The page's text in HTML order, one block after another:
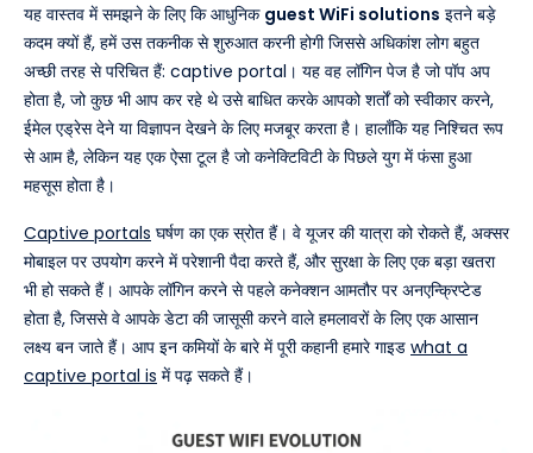
यह वास्तव में समझने के लिए कि आधुनिक guest WiFi solutions इतने बड़े
कदम क्यों हैं, हमें उस तकनीक से शुरुआत करनी होगी जिससे अधिकांश लोग बहुत
अच्छी तरह से परिचित हैं: captive portal। यह वह लॉगिन पेज है जो पॉप अप
होता है, जो कुछ भी आप कर रहे थे उसे बाधित करके आपको शर्तों को स्वीकार करने,
ईमेल एड्रेस देने या विज्ञापन देखने के लिए मजबूर करता है। हालाँकि यह निश्चित रूप
से आम है, लेकिन यह एक ऐसा टूल है जो कनेक्टिविटी के पिछले युग में फंसा हुआ
महसूस होता है।
Captive portals घर्षण का एक स्रोत हैं। वे यूजर की यात्रा को रोकते हैं, अक्सर
मोबाइल पर उपयोग करने में परेशानी पैदा करते हैं, और सुरक्षा के लिए एक बड़ा खतरा
भी हो सकते हैं। आपके लॉगिन करने से पहले कनेक्शन आमतौर पर अनएन्क्रिप्टेड
होता है, जिससे वे आपके डेटा की जासूसी करने वाले हमलावरों के लिए एक आसान
लक्ष्य बन जाते हैं। आप इन कमियों के बारे में पूरी कहानी हमारे गाइड what a
captive portal is में पढ़ सकते हैं।